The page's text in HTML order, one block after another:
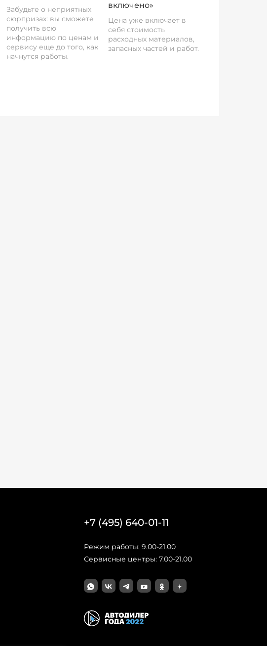
Забудьте о неприятных
сюрпризах: вы сможете
получить всю
информацию по ценам и
сервису еще до того, как
начнутся работы.
включено»
Цена уже включает в
себя стоимость
расходных материалов,
запасных частей и работ.
+7 (495) 640-01-11
Режим работы: 9.00-21.00
Сервисные центры: 7.00-21.00